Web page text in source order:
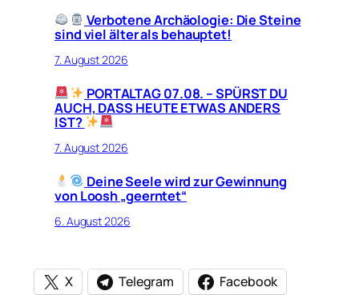
Verbotene Archäologie: Die Steine
sind viel älter als behauptet!
7. August 2026
PORTALTAG 07.08. – SPÜRST DU
AUCH, DASS HEUTE ETWAS ANDERS
IST?
7. August 2026
Deine Seele wird zur Gewinnung
von Loosh „geerntet“
6. August 2026
X Telegram Facebook